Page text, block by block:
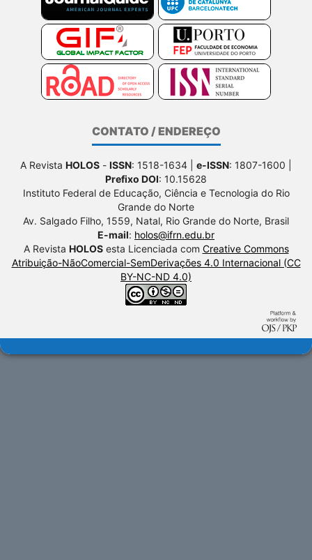
CONTATO / ENDEREÇO
A Revista HOLOS - ISSN: 1518-1634 | e-ISSN: 1807-1600 |
Prefixo DOI: 10.15628
Instituto Federal de Educação, Ciência e Tecnologia do Rio
Grande do Norte
Av. Salgado Filho, 1559, Natal, Rio Grande do Norte, Brasil
E-mail: holos@ifrn.edu.br
A Revista HOLOSesta Licenciada com Creative Commons
Atribuição-NãoComercial-SemDerivações 4.0 Internacional (CC
BY-NC-ND 4.0)